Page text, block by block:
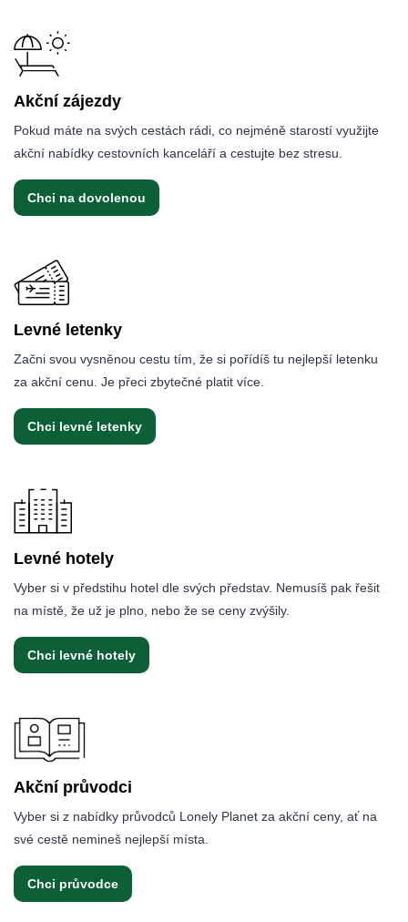
Akční zájezdy
Pokud máte na svých cestách rádi, co nejméně starostí využijte
akční nabídky cestovních kanceláří a cestujte bez stresu.
Chci na dovolenou
Levné letenky
Začni svou vysněnou cestu tím, že si pořídíš tu nejlepší letenku
za akční cenu. Je přeci zbytečné platit více.
Chci levné letenky
Levné hotely
Vyber si v předstihu hotel dle svých představ. Nemusíš pak řešit
na místě, že už je plno, nebo že se ceny zvýšily.
Chci levné hotely
Akční průvodci
Vyber si z nabídky průvodců Lonely Planet za akční ceny, ať na
své cestě nemineš nejlepší místa.
Chci průvodce